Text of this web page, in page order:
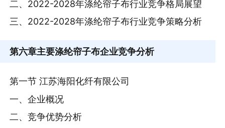
二、2022-2028年涤纶帘子布行业竞争格局展望
三、2022-2028年涤纶帘子布行业竞争策略分析
第六章主要涤纶帘子布企业竞争分析
第一节 江苏海阳化纤有限公司
一、企业概况
二、竞争优势分析